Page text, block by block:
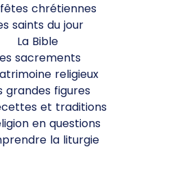
fêtes chrétiennes
saints du jour
La Bible
sacrements
religieux
grandes figures
et traditions
en questions
la liturgie